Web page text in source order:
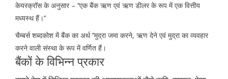
केयरक्रॉस के अनुसार – ‘‘एक बैंक ऋण एवं ऋण डीलर के रूप में एक वित्तीय
मध्यस्थ हैं।’’
चैम्बर्स शब्दकोश में बैंक का अर्थ ’’मुद्रा जमा करने, ऋण देने एवं मुद्रा का व्यवहार
करने वाली संस्था के रूप में वर्णित हैं।
बैंकों के विभिन्न प्रकार